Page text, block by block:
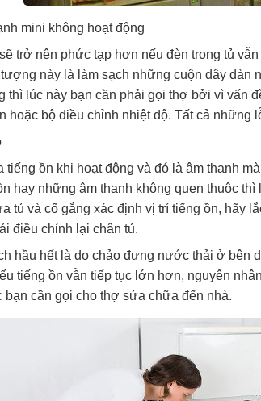
mini không hoạt động
trở nên phức tạp hơn nếu đèn trong tủ
này là làm sạch những cuộn dây
thì lúc này bạn cần phải gọi thợ bởi vì vấn
hoặc bộ điều chỉnh nhiệt độ. Tất cả những
tiếng ồn khi hoạt động và đó là âm thanh
hay những âm thanh không quen thuộc
tủ và cố gắng xác định vị trí tiếng ồn, hãy
điều chỉnh lại chân tủ.
hầu hết là do chảo đựng nước thải ở bên
tiếng ồn vẫn tiếp tục lớn hơn, nguyên
cần gọi cho thợ sửa chữa đến nhà.